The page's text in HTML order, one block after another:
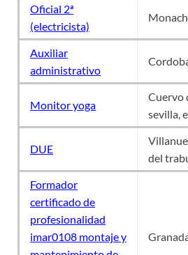
Oficial 2ª
(electricista)
Auxiliar
administrativo
Monitor yoga
Cuervo
sevilla,
DUE
del
Formador
certificado de
profesionalidad
imar0108 montaje y